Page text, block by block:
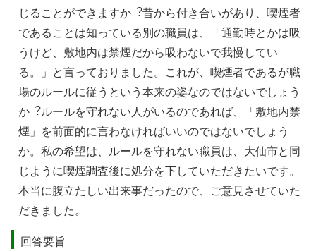
じることができますか︖昔から付き合いがあり、喫煙者
であることは知っている別の職員は、「通勤時とかは吸
うけど、敷地内は禁煙だから吸わないで我慢してい
る。」と⾔っておりました。これが、喫煙者であるが職
場のルールに従うという本来の姿なのではないでしょう
か︖ルールを守れない⼈がいるのであれば、「敷地内禁
煙」を前⾯的に⾔わなければいいのではないでしょう
か。私の希望は、ルールを守れない職員は、⼤仙市と同
じように喫煙調査後に処分を下していただきたいです。
本当に腹⽴たしい出来事だったので、ご意⾒させていた
だきました。
回答要旨